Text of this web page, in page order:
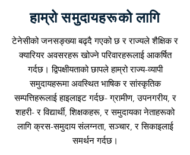
हाम्रो समुदायहरूको लागि
टेनेसीको जनसङ्ख्या बढ्दै गएको छ र राज्यले शैक्षिक र
क्यारियर अवसरहरू खोज्ने परिवारहरूलाई आकर्षित
गर्दछ। द्विपक्षीयताको छापले हाम्रो राज्य-व्यापी
समुदायहरूमा अवस्थित भाषिक र सांस्कृतिक
सम्पत्तिहरूलाई हाइलाइट गर्दछ- ग्रामीण, उपनगरीय, र
शहरी- र विद्यार्थी, शिक्षकहरू, र समुदायका नेताहरूको
लागि क्रस-समुदाय संलग्नता, सञ्चार, र सिकाइलाई
समर्थन गर्दछ।